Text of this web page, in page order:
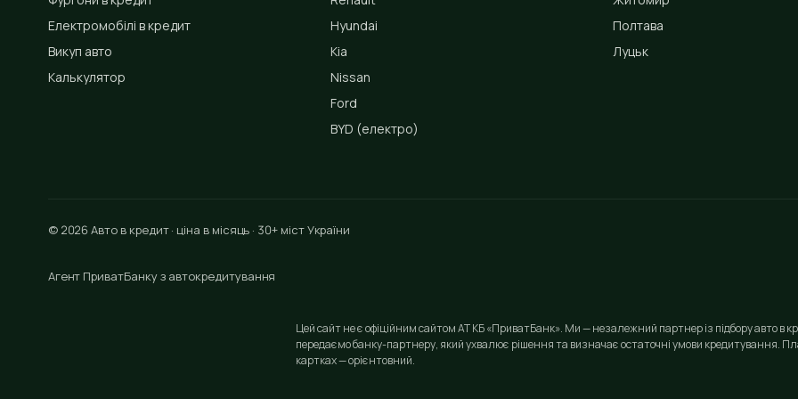
Електромобілі в кредит
Викуп авто
Калькулятор
Hyundai
Kia
Nissan
Ford
BYD (електро)
Полтава
Луцьк
© 2026 Авто в кредит · ціна в місяць · 30+ міст України
Агент ПриватБанку з автокредитування
Цей сайт не є офіційним сайтом АТ КБ «ПриватБанк». Ми — незалежний партнер із підбору авто в
передаємо банку-партнеру, який ухвалює рішення та визначає остаточні умови кредитування.
картках — орієнтовний.